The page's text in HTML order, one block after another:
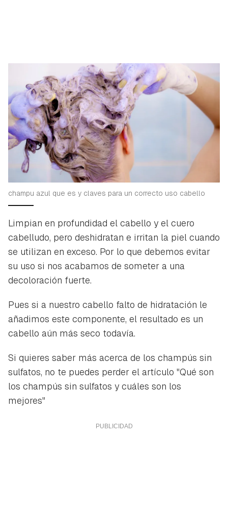
champu azul que es y claves para un correcto uso cabello
Limpian en profundidad el cabello y el cuero
cabelludo, pero deshidratan e irritan la piel cuando
se utilizan en exceso. Por lo que debemos evitar
su uso si nos acabamos de someter a una
decoloración fuerte.
Pues si a nuestro cabello falto de hidratación le
añadimos este componente, el resultado es un
cabello aún más seco todavía.
Si quieres saber más acerca de los champús sin
sulfatos, no te puedes perder el artículo "Qué son
los champús sin sulfatos y cuáles son los
mejores"